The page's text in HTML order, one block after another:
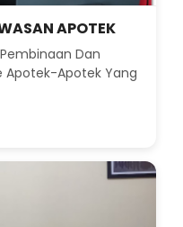
APOTEK
Dan
Apotek-Apotek Yang